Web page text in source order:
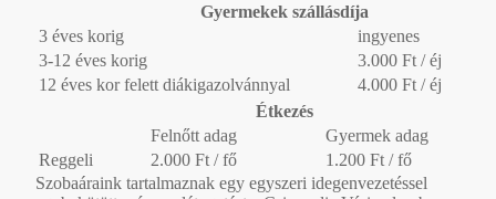
Gyermekek szállásdíja
3 éves korig
ingyenes
3-12 éves korig
3.000 Ft / éj
12 éves kor felett diákigazolvánnyal
4.000 Ft / éj
Étkezés
Felnőtt adag
Gyermek adag
Reggeli
2.000 Ft / fő
1.200 Ft / fő
Szobaáraink tartalmaznak egy egyszeri idegenvezetéssel